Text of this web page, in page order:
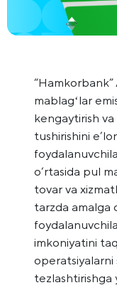
“Hamkorbank”
mablagʻlar
kengaytirish va
tushirishini
o‘rtasida pul
tovar va
tarzda amalga
imkoniyatini
operatsiyalarni
tezlashtirishga